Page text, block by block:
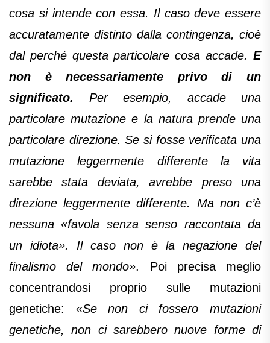
cosa si intende con essa. Il caso deve essere
accuratamente distinto dalla contingenza, cioè
dal perché questa particolare cosa accade. E
non è necessariamente privo di un
significato. Per esempio, accade una
particolare mutazione e la natura prende una
particolare direzione. Se si fosse verificata una
mutazione leggermente differente la vita
sarebbe stata deviata, avrebbe preso una
direzione leggermente differente. Ma non c’è
nessuna «favola senza senso raccontata da
un idiota». Il caso non è la negazione del
finalismo del mondo». Poi precisa meglio
concentrandosi proprio sulle mutazioni
genetiche: «Se non ci fossero mutazioni
genetiche, non ci sarebbero nuove forme di